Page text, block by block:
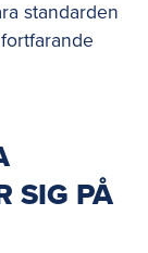
standarden
SIG PÅ